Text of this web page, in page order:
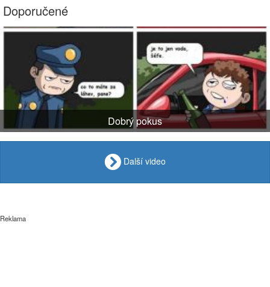
Doporučené
Dobrý pokus
Další video
Reklama